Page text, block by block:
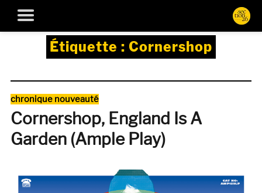
Étiquette : Cornershop
Catégories
chronique nouveauté
Cornershop, England Is A
Garden (Ample Play)